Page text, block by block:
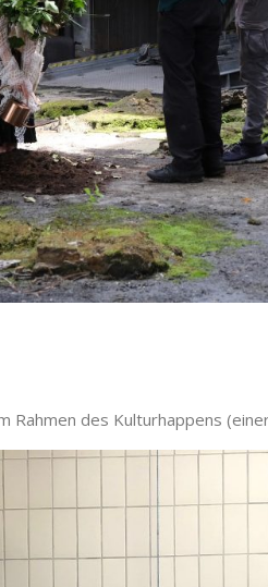
Rahmen des Kulturhappens